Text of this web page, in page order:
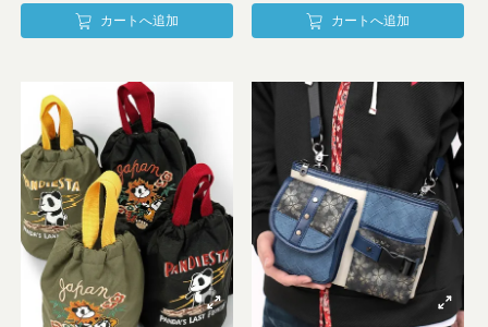
カートへ追加 カートへ追加